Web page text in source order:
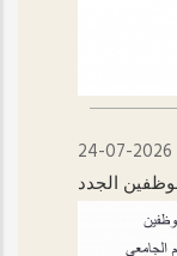
24-07-2026
الجدد